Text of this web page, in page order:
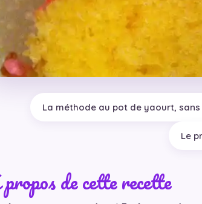
La méthode au pot de yaourt,
Le
de cette recette